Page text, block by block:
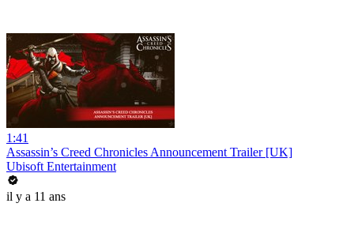
1:41
Assassin’s Creed Chronicles Announcement Trailer [UK]
Ubisoft Entertainment
il y a 11 ans